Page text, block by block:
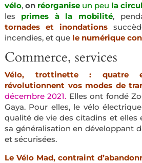
vélo, on réorganiseun peu la
les primes à la mobilité,
tornades et inondations
incendies, et que le numérique
Commerce, services
Vélo, trottinette : quatre
révolutionnent vos modes de
décembre 2021. Elles ont fondé
Gaya. Pour elles, le vélo
qualité de vie des citadins et elles
sa généralisation en développant
et sécurisées.
Le Vélo Mad, contraint